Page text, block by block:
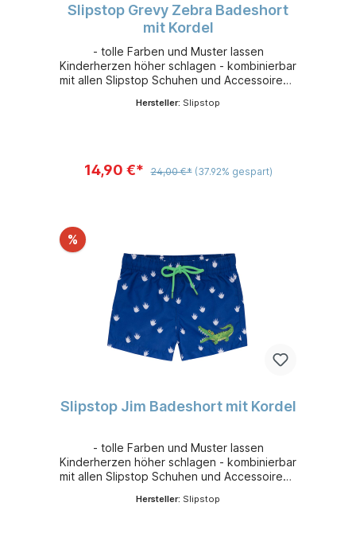
Slipstop Grevy Zebra Badeshort
mit Kordel
- tolle Farben und Muster lassen
Kinderherzen höher schlagen - kombinierbar
mit allen Slipstop Schuhen und Accessoires -
schnelltrocknendem 100 % Polyester -
Hersteller: Slipstop
14,90 €* 24,00 €* (37.92% gespart)
%
Slipstop Jim Badeshort mit Kordel
- tolle Farben und Muster lassen
Kinderherzen höher schlagen - kombinierbar
mit allen Slipstop Schuhen und Accessoires -
schnelltrocknendem 100 % Polyester -
Hersteller: Slipstop